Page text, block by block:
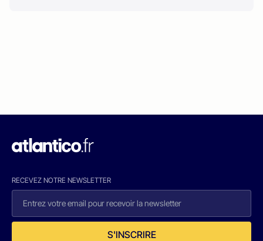
RECEVEZ NOTRE NEWSLETTER
S'INSCRIRE